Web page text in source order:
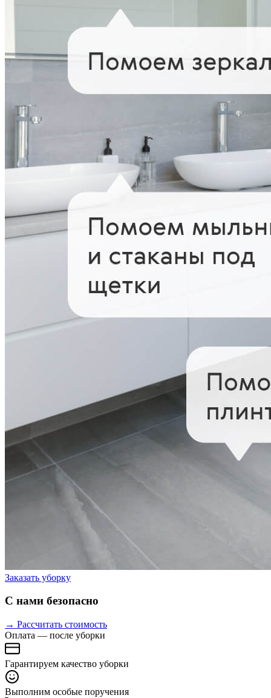
Заказать уборку
С нами безопасно
→ Рассчитать стоимость
Оплата — после уборки
Гарантируем качество уборки
Выполним особые поручения